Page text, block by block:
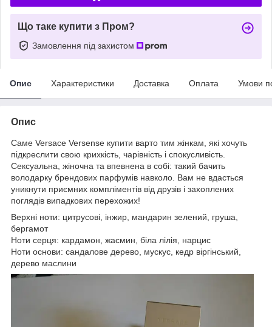
Що таке купити з Пром?
Замовлення під захистом
Опис Характеристики Доставка Оплата Умови
Опис
Саме Versace Versense купити варто тим жінкам, які хочуть
підкреслити свою крихкість, чарівність і спокусливість.
Сексуальна, жіночна та впевнена в собі: такий бачить
володарку брендових парфумів навколо. Вам не вдасться
уникнути приємних компліментів від друзів і захоплених
поглядів випадкових перехожих!
Верхні ноти: цитрусові, інжир, мандарин зелений, груша,
бергамот
Ноти серця: кардамон, жасмин, біла лілія, нарцис
Ноти основи: сандалове дерево, мускус, кедр віргінський,
дерево маслини